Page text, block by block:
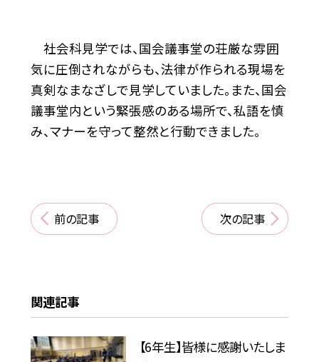
社会科見学では、国会議事堂の荘厳な雰囲
気に圧倒されながらも、法律が作られる現場を
真剣なまなざしで見学していました。また、国会
議事堂内という緊張感のある場所で、私語を慎
み、マナーを守って整然と行動できました。
前の記事 次の記事
関連記事
【6年生】皆様に感謝いたしま